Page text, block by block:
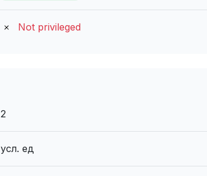
Not privileged
2
усл. ед